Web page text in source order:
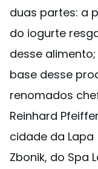
duas partes: a
do iogurte
desse
base desse
renomados
Reinhard
cidade da
Zbonik, do Spa